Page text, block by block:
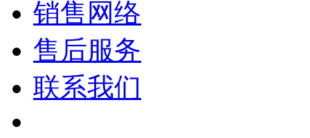
销售网络
售后服务
联系我们